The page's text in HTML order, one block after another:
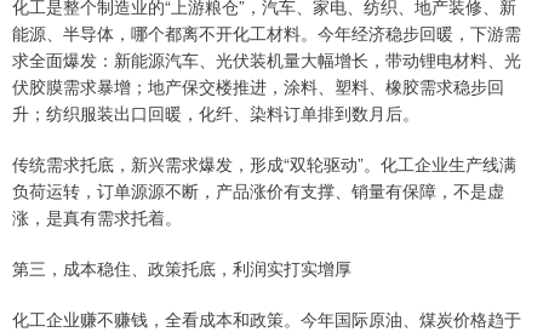
化工是整个制造业的“上游粮仓”，汽车、家电、纺织、地产装修、新
能源、半导体，哪个都离不开化工材料。今年经济稳步回暖，下游需
求全面爆发：新能源汽车、光伏装机量大幅增长，带动锂电材料、光
伏胶膜需求暴增；地产保交楼推进，涂料、塑料、橡胶需求稳步回
升；纺织服装出口回暖，化纤、染料订单排到数月后。
传统需求托底，新兴需求爆发，形成“双轮驱动”。化工企业生产线满
负荷运转，订单源源不断，产品涨价有支撑、销量有保障，不是虚
涨，是真有需求托着。
第三，成本稳住、政策托底，利润实打实增厚
化工企业赚不赚钱，全看成本和政策。今年国际原油、煤炭价格趋于